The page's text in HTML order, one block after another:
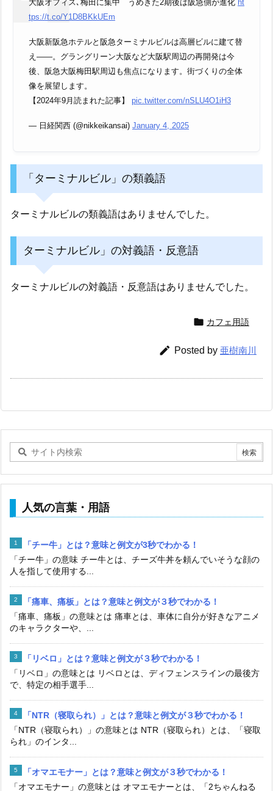
大阪オフィス､梅田に集中 うめきた2期後は阪急側が進化 ht
tps://t.co/Y1D8BKkUEm
大阪新阪急ホテルと阪急ターミナルビルは高層ビルに建て替
え――。グラングリーン大阪など大阪駅周辺の再開発は今
後、阪急大阪梅田駅周辺も焦点になります。街づくりの全体
像を展望します。
【2024年9月読まれた記事】 pic.twitter.com/nSLU4O1iH3
— 日経関西 (@nikkeikansai) January 4, 2025
「ターミナルビル」の類義語
ターミナルビルの類義語はありませんでした。
ターミナルビル」の対義語・反意語
ターミナルビルの対義語・反意語はありませんでした。
 カフェ用語
 Posted by 亜樹南川
人気の言葉・用語
「チー牛」とは？意味と例文が3秒でわかる！
「チー牛」の意味 チー牛とは、チーズ牛丼を頼んでいそうな顔の
人を指して使用する...
「痛車、痛板」とは？意味と例文が３秒でわかる！
「痛車、痛板」の意味とは 痛車とは、車体に自分が好きなアニメ
のキャラクターや、...
「リベロ」とは？意味と例文が３秒でわかる！
「リベロ」の意味とは リベロとは、ディフェンスラインの最後方
で、特定の相手選手...
「NTR（寝取られ）」とは？意味と例文が３秒でわかる！
「NTR（寝取られ）」の意味とは NTR（寝取られ）とは、「寝取
られ」のインタ...
「オマエモナー」とは？意味と例文が３秒でわかる！
「オマエモナー」の意味とは オマエモナーとは、「2ちゃんねる